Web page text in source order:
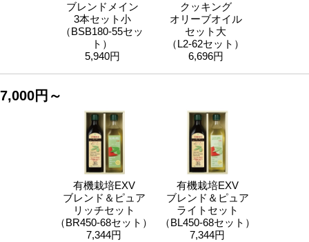
ブレンドメイン
3本セット小
（BSB180-55セッ
ト）
5,940円
クッキング
オリーブオイル
セット大
（L2-62セット）
6,696円
7,000円～
有機栽培EXV
ブレンド＆ピュア
リッチセット
（BR450-68セット）
7,344円
有機栽培EXV
ブレンド＆ピュア
ライトセット
（BL450-68セット）
7,344円